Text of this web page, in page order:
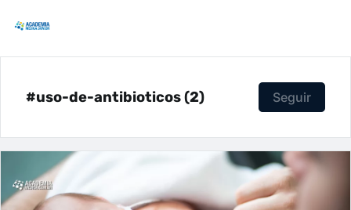
#uso-de-antibioticos (2) Seguir